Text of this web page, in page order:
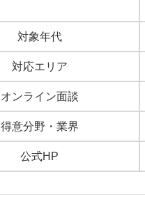
対象年代
対応エリア
オンライン面談
得意分野・業界
公式HP